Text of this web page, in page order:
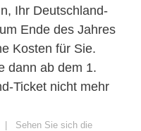
Ihr Deutschland-
Ende des Jahres
Kosten für Sie.
dann ab dem 1.
Ticket nicht mehr
| Sehen Sie sich die